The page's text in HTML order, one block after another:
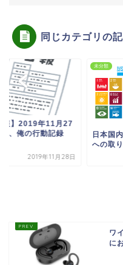
同じカテゴリの
報】2019年11月27
)、俺の行動記録
2019年11月28日
未分類
日本国
への取
ワ
に